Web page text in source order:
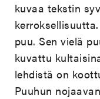
kuvaa tekstin
puu. Sen vielä
kuvattu
lehdistä on
Puuhun